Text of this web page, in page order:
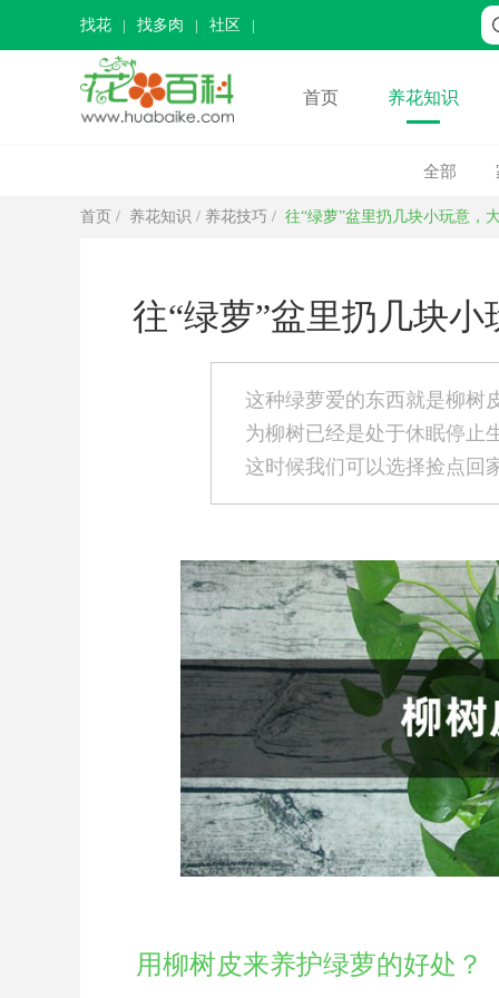
找花 找多肉 社区
首页 养花知识
全部
首页 / 养花知识 / 养花技巧 / 往“绿萝”盆里扔几块小玩意，
往“绿萝”盆里扔几块
这种绿萝爱的东西就是柳树
为柳树已经是处于休眠停止
这时候我们可以选择捡点回
用柳树皮来养护绿萝的好处？